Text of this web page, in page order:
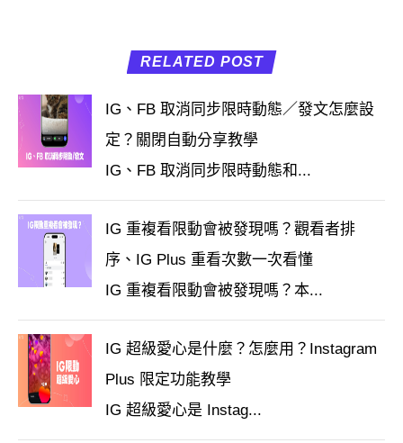
RELATED POST
IG、FB 取消同步限時動態／發文怎麼設
定？關閉自動分享教學
IG、FB 取消同步限時動態和...
IG 重複看限動會被發現嗎？觀看者排
序、IG Plus 重看次數一次看懂
IG 重複看限動會被發現嗎？本...
IG 超級愛心是什麼？怎麼用？Instagram
Plus 限定功能教學
IG 超級愛心是 Instag...